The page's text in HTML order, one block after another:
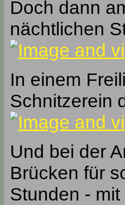
Doch dann
nächtlichen
In einem
Schnitzerein
Und bei der
Brücken für
Stunden -